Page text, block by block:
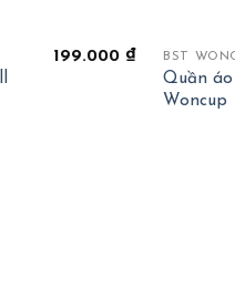
199.000 ₫ BST
Quần
Woncup